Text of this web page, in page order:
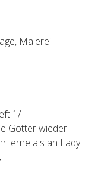
Malerei
1/
Götter wieder
lerne als an Lady